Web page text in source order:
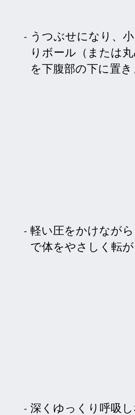
うつぶせになり、
りボール（または丸
を下腹部の下に置き
軽い圧をかけなが
で体をやさしく転が
深くゆっくり呼吸